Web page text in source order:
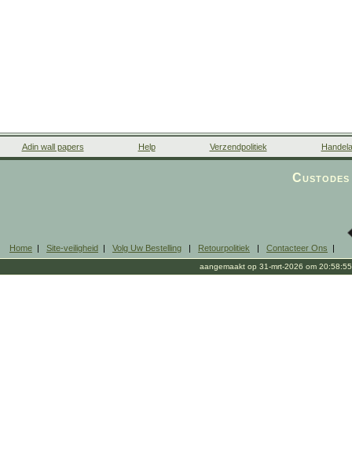
Adin wall papers Help Verzendpolitiek
Home | Site-veiligheid | Volg Uw Bestelling | Retourpolitiek | Contacteer Ons |
aangemaakt op 31-mrt-2026 om